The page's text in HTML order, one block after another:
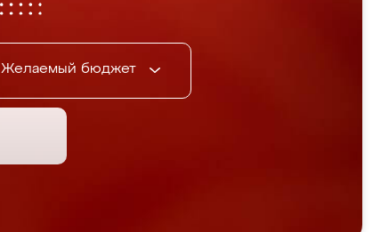
Желаемый бюджет